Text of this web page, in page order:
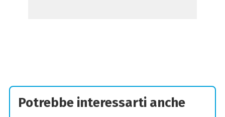
Potrebbe interessarti anche